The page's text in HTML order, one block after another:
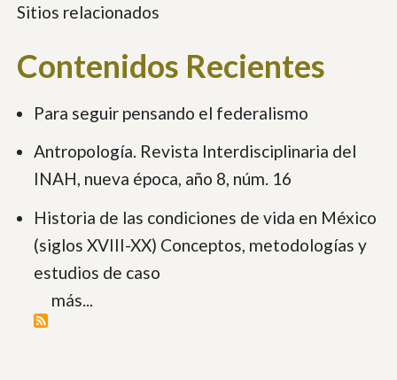
Sitios relacionados
Contenidos Recientes
Para seguir pensando el federalismo
Antropología. Revista Interdisciplinaria del
INAH, nueva época, año 8, núm. 16
Historia de las condiciones de vida en México
(siglos XVIII-XX) Conceptos, metodologías y
estudios de caso
más...